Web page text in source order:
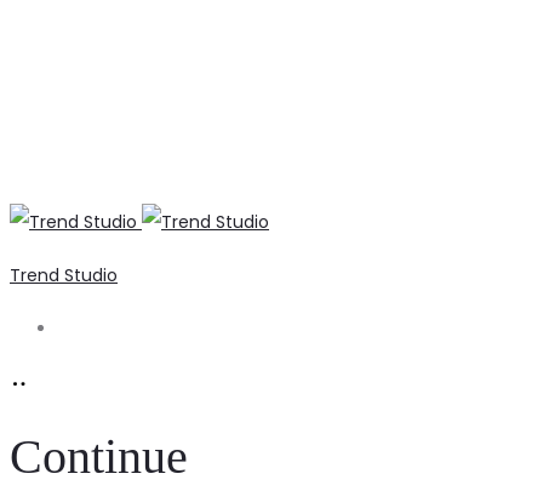
Trend Studio
Continue